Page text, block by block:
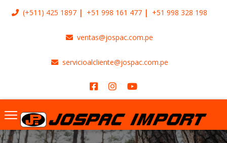
(+511) 425 1897 +51 998 161 477 +51 998 328 198
ventas@jospac.com.pe
servicioalcliente@jospac.com.pe